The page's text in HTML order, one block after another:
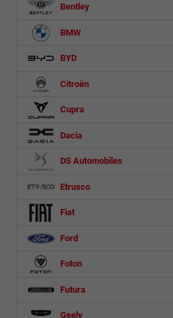
Bentley
BMW
BYD
Citroën
Cupra
Dacia
DS Automobiles
Etrusco
Fiat
Ford
Foton
Futura
Geely